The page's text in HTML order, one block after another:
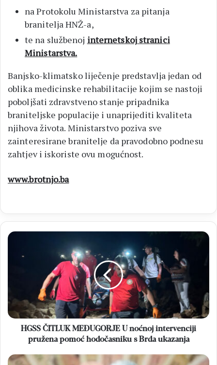
na Protokolu Ministarstva za pitanja
branitelja HNŽ-a,
te na službenoj internetskoj stranici
Ministarstva.
Banjsko-klimatsko liječenje predstavlja jedan od
oblika medicinske rehabilitacije kojim se nastoji
poboljšati zdravstveno stanje pripadnika
braniteljske populacije i unaprijediti kvaliteta
njihova života. Ministarstvo poziva sve
zainteresirane branitelje da pravodobno podnesu
zahtjev i iskoriste ovu mogućnost.
www.brotnjo.ba
HGSS
MEĐUGORJE
pružena
pomoć
hodočasniku
HGSS ČITLUK MEĐUGORJE U noćnoj intervenciji
pružena pomoć hodočasniku s Brda ukazanja
FBiH